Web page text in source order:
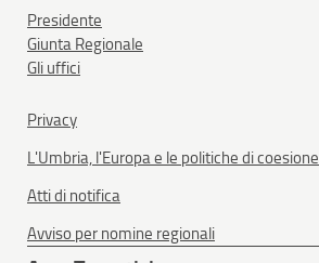
Presidente
Giunta Regionale
Gli uffici
Privacy
L'Umbria, l'Europa e le politiche di coesione
Atti di notifica
Avviso per nomine regionali